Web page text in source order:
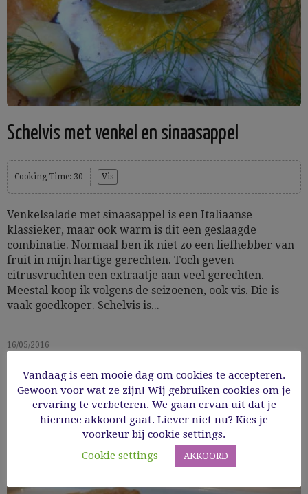
Schelvis met venkel en sinaasappel
Cooking Time: 30 Vis
Venkelsalade met sinaasappel is een Italiaanse
klassieker, maar ook warm is dit een geslaagde
combinatie. Normaal ben ik niet zo een liefhebber van
fruit in mijn hartige gerechten. Toch geven
citrusvruchten een extraatje aan veel gerechten.
Meestal koop ik volgens de seizoenen, ook vis. Die is
vaak goedkoper. Schelvis is...
16/05/2016
Read More
Vandaag is een mooie dag om cookies te accepteren.
Gewoon voor wat ze zijn! Wij gebruiken cookies om je
ervaring te verbeteren. We gaan ervan uit dat je
hiermee akkoord gaat. Liever niet nu? Kies je
voorkeur bij cookie settings.
Cookie settings
AKKOORD